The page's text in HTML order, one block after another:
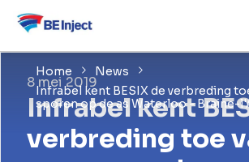
Home
News
Infrabel kent BESIX de verbreding
sporen op de as Waterloo - Braine-
8 mei 2019
Infrabel kent
verbreding toe